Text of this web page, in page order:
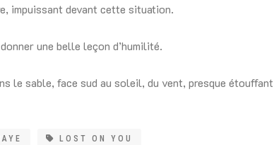
impuissant devant cette situation.
une belle leçon d’humilité.
le sable, face sud au soleil, du vent, presque
LOST ON YOU